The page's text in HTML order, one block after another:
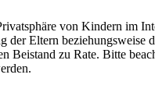
von Kindern im
Eltern beziehungsweise
zu Rate. Bitte